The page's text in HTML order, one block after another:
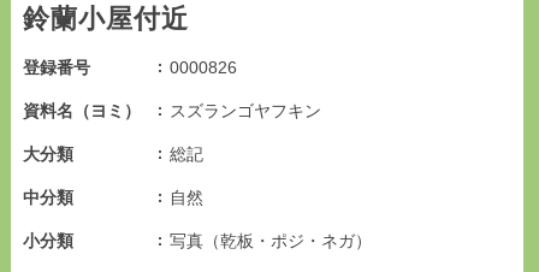
鈴蘭小屋付近
登録番号 0000826
資料名（ヨミ） スズランゴヤフキン
大分類 総記
中分類 自然
小分類 写真（乾板・ポジ・ネガ）